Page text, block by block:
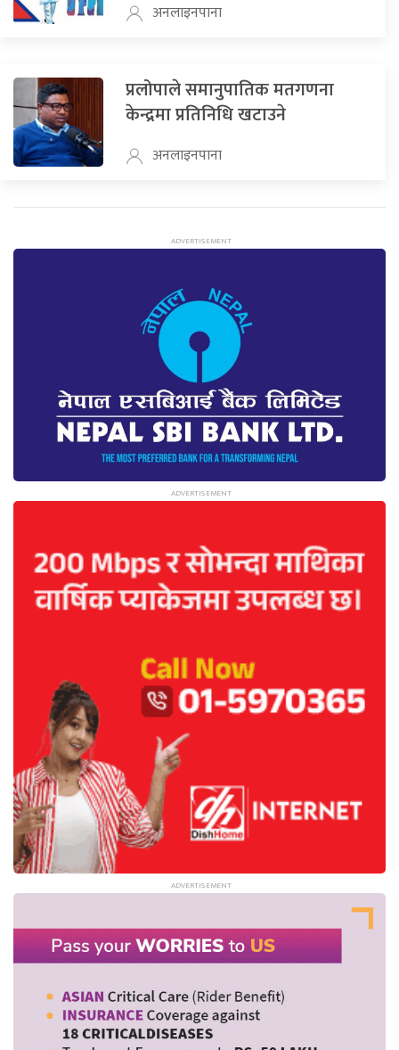
अनलाइनपाना
प्रलोपाले समानुपातिक मतगणना
केन्द्रमा प्रतिनिधि खटाउने
अनलाइनपाना